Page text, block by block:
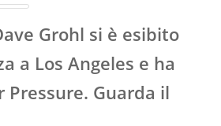
Grohl si è esibito
a Los Angeles e ha
Pressure. Guarda il